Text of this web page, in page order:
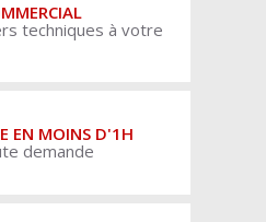
techniques à votre
EN MOINS D'1H
demande